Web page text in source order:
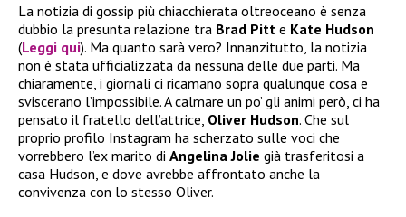
La notizia di gossip più chiacchierata oltreoceano è senza
dubbio la presunta relazione tra Brad Pitt e Kate Hudson
(Leggi qui). Ma quanto sarà vero? Innanzitutto, la notizia
non è stata ufficializzata da nessuna delle due parti. Ma
chiaramente, i giornali ci ricamano sopra qualunque cosa e
sviscerano l’impossibile. A calmare un po’ gli animi però, ci ha
pensato il fratello dell’attrice, Oliver Hudson. Che sul
proprio profilo Instagram ha scherzato sulle voci che
vorrebbero l’ex marito di Angelina Jolie già trasferitosi a
casa Hudson, e dove avrebbe affrontato anche la
convivenza con lo stesso Oliver.